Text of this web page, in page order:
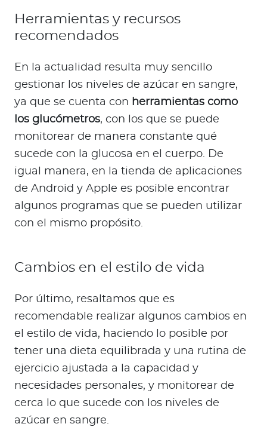
Herramientas y recursos
recomendados
En la actualidad resulta muy sencillo
gestionar los niveles de azúcar en sangre,
ya que se cuenta con herramientas como
los glucómetros, con los que se puede
monitorear de manera constante qué
sucede con la glucosa en el cuerpo. De
igual manera, en la tienda de aplicaciones
de Android y Apple es posible encontrar
algunos programas que se pueden utilizar
con el mismo propósito.
Cambios en el estilo de vida
Por último, resaltamos que es
recomendable realizar algunos cambios en
el estilo de vida, haciendo lo posible por
tener una dieta equilibrada y una rutina de
ejercicio ajustada a la capacidad y
necesidades personales, y monitorear de
cerca lo que sucede con los niveles de
azúcar en sangre.